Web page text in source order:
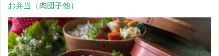
お弁当（肉団子他）